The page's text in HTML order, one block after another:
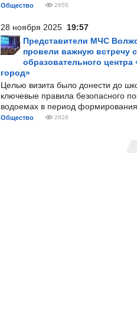
Общество 2655
28 ноября 2025 19:57
Представители МЧС
провели важную встречу
образовательного
город»
Целью визита было донести до
ключевые правила безопасного
водоемах в период формирования
Общество 2828